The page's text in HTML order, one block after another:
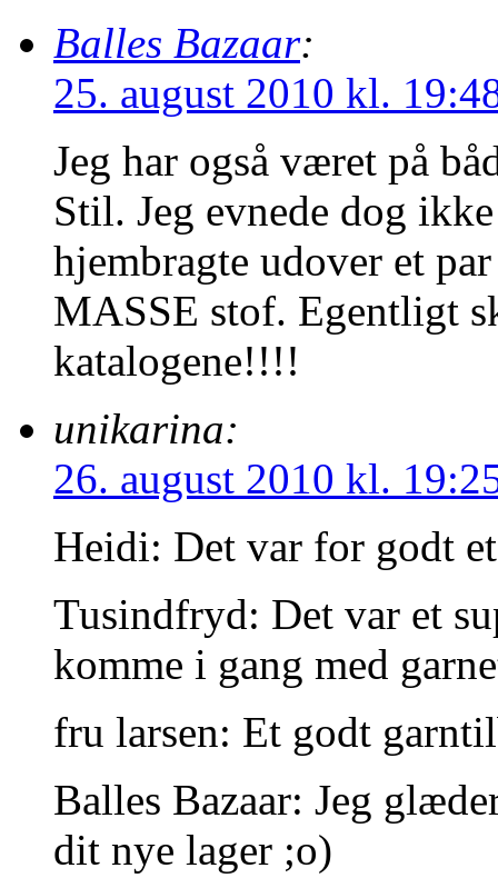
Balles Bazaar:
25. august 2010 kl.
Jeg har også været på
Stil. Jeg evnede dog
hjembragte udover et
MASSE stof. Egentligt
katalogene!!!!
unikarina:
26. august 2010 kl.
Heidi: Det var for godt
Tusindfryd: Det var et
komme i gang med
fru larsen: Et godt
Balles Bazaar: Jeg
dit nye lager ;o)